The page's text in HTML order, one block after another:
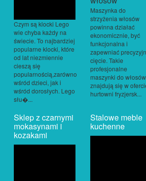
Czym są klocki Lego
wie chyba każdy na
świecie. To najbardziej
popularne klocki, które
od lat niezmiennie
cieszą się
popularnością,zarówno
wśród dzieci, jak i
wśród dorosłych. Lego
słu�...
Maszynka do
strzyżenia włosów
powinna działać
ekonomicznie, być
funkcjonalna i
zapewniać
cięcie. Takie
profesjonalne
maszynki do włosów
znajdują się w
hurtowni fryzjersk...
Sklep z czarnymi
mokasynami i
kozakami
Stalowe meble
kuchenne